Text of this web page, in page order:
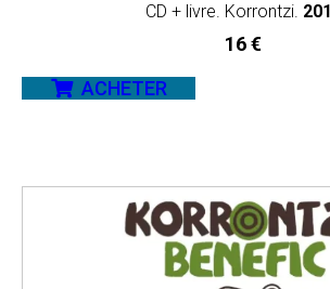
CD + livre. Korrontzi.
16€
ACHETER